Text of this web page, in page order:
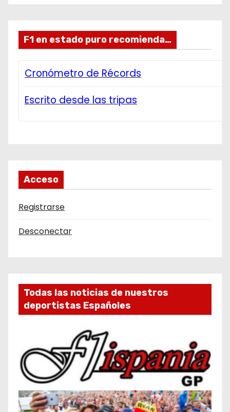
F1 en estado puro recomienda…
Cronómetro de Récords
Escrito desde las tripas
Acceso
Registrarse
Desconectar
Todas las noticias de nuestros
deportistas Españoles